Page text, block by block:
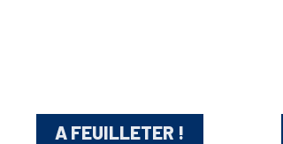
A FEUILLETER !